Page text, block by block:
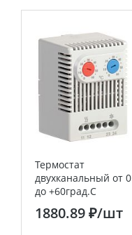
Термостат
двухканальный от 0
до +60град.C
1880.89 ₽/шт